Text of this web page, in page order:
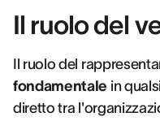
Il ruolo del
Il ruolo del
fondamentale in
diretto tra